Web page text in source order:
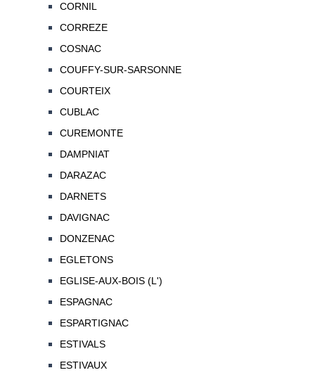
CORNIL
CORREZE
COSNAC
COUFFY-SUR-SARSONNE
COURTEIX
CUBLAC
CUREMONTE
DAMPNIAT
DARAZAC
DARNETS
DAVIGNAC
DONZENAC
EGLETONS
EGLISE-AUX-BOIS (L')
ESPAGNAC
ESPARTIGNAC
ESTIVALS
ESTIVAUX